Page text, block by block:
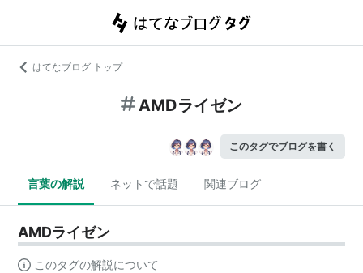
はてなブログ トップ
AMDライゼン
このタグでブログを書く
言葉の解説 ネットで話題 関連ブログ
AMDライゼン
このタグの解説について